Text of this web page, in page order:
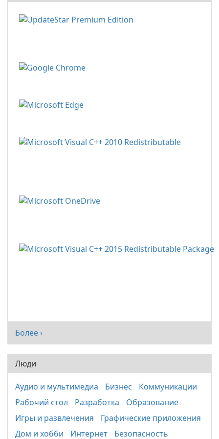
Более ›
Люди
Аудио и мультимедиа Бизнес
Коммуникации
Рабочий стол
Разработка
Образование
Игры и развлечения
Графические приложения
Дом и хобби
Интернет Безопасность